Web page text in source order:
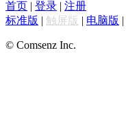
首页 | 登录 | 注册
标准版 | 触屏版 | 电脑版 |
© Comsenz Inc.